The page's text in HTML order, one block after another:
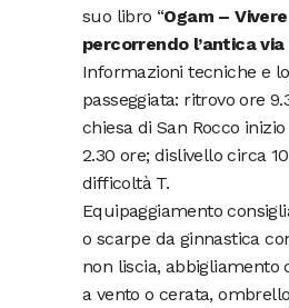
suo libro “Ogam –
percorrendo l’antica
Informazioni tecniche e
passeggiata: ritrovo ore
chiesa di San Rocco
2.30 ore; dislivello circa
difficoltà T.
Equipaggiamento
o scarpe da ginnastica
non liscia, abbigliamento
a vento o cerata,